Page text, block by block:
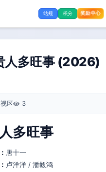
站规 积分 奖励中心
人多旺事
区 3
多旺事
唐十一
卢洋洋 / 潘毅鸿